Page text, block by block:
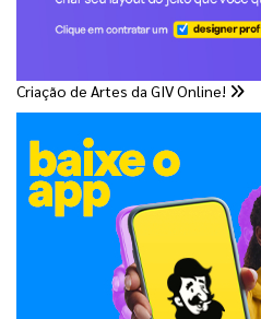
Criação de Artes da GIV Online!